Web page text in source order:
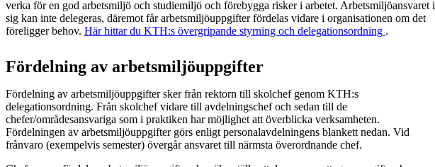
verka för en god arbetsmiljö och studiemiljö och förebygga risker i arbetet. Arbetsmiljöansvaret i
sig kan inte delegeras, däremot får arbetsmiljöuppgifter fördelas vidare i organisationen om det
föreligger behov. Här hittar du KTH:s övergripande styrning och delegationsordning .
Fördelning av arbetsmiljöuppgifter
Fördelning av arbetsmiljöuppgifter sker från rektorn till skolchef genom KTH:s
delegationsordning. Från skolchef vidare till avdelningschef och sedan till de
chefer/områdesansvariga som i praktiken har möjlighet att överblicka verksamheten.
Fördelningen av arbetsmiljöuppgifter görs enligt personalavdelningens blankett nedan. Vid
frånvaro (exempelvis semester) övergår ansvaret till närmsta överordnande chef.